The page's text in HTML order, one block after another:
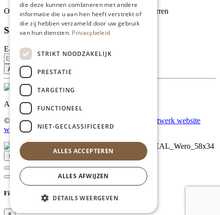
Onze klanten waarderen ons met 4.9 van de 5 sterren
Schrijf je in voor onze nieuwsbrief
E-mailadres
Al onze prijzen zijn incl. BTW
© Copyright 2026 Limburgs Bakwinkeltje |
Maatwerk website
webmix
↑ Top
Filter
die deze kunnen combineren met andere
informatie die u aan hen heeft verstrekt of
die zij hebben verzameld door uw gebruik
van hun diensten. Privacybeleid
STRIKT NOODZAKELIJK
PRESTATIE
TARGETING
FUNCTIONEEL
NIET-GECLASSIFICEERD
ALLES ACCEPTEREN
ALLES AFWIJZEN
DETAILS WEERGEVEN